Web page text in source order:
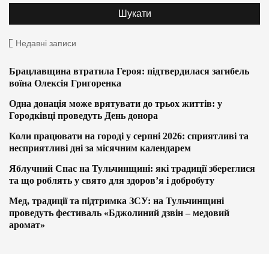
Недавні записи
Брацлавщина втратила Героя: підтвердилася загибель
воїна Олексія Григоренка
Одна донація може врятувати до трьох життів: у
Городківці проведуть День донора
Коли працювати на городі у серпні 2026: сприятливі та
несприятливі дні за місячним календарем
Яблучний Спас на Тульчинщині: які традиції збереглися
та що роблять у свято для здоров’я і добробуту
Мед, традиції та підтримка ЗСУ: на Тульчинщині
проведуть фестиваль «Бджолиний дзвін – медовий
аромат»